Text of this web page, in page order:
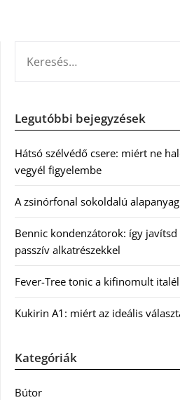
Legutóbbi bejegyzések
Hátsó szélvédő csere: miért ne
vegyél figyelembe
A zsinórfonal sokoldalú alapanyag
Bennic kondenzátorok: így
passzív alkatrészekkel
Fever-Tree tonic a kifinomult
Kukirin A1: miért az ideális
Kategóriák
Bútor